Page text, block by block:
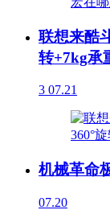
联想来酷
转+7kg承
3 07.21
机械革命
07.20